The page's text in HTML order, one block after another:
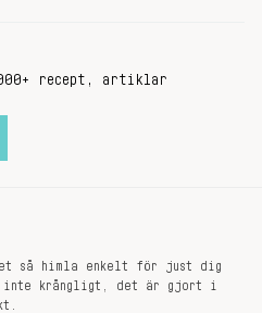
recept, artiklar
så himla enkelt för just dig
inte krångligt, det är gjort i